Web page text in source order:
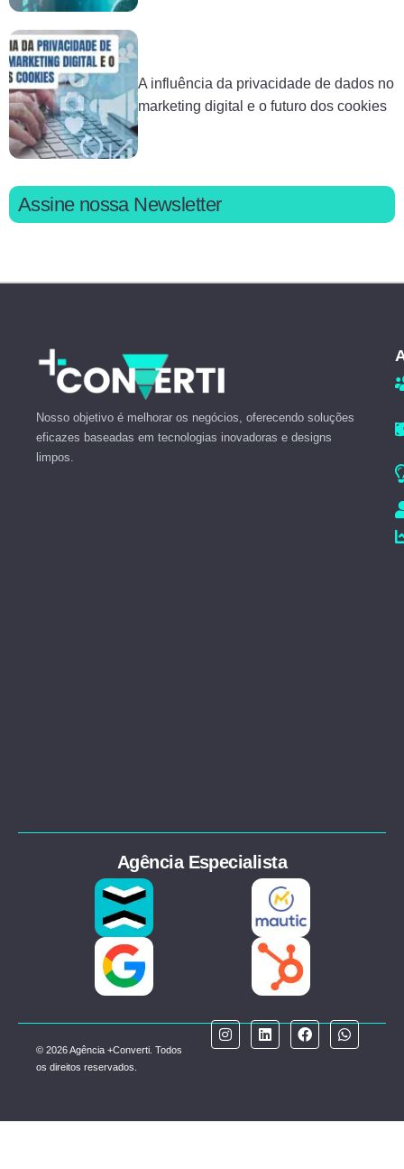
A influência da privacidade de dados no
marketing digital e o futuro dos cookies
Assine nossa Newsletter
Nosso objetivo é melhorar os negócios, oferecendo soluções
eficazes baseadas em tecnologias inovadoras e designs
limpos.
Agência Especialista
© 2026 Agência +Converti. Todos
os direitos reservados.